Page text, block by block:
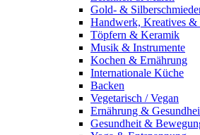
Gold- &
Handwerk, Kreatives &
Töpfern & Keramik
Musik & Instrumente
Kochen & Ernährung
Internationale Küche
Backen
Vegetarisch / Vegan
Ernährung &
Gesundheit &